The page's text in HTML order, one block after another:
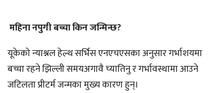
महिना नपुगी बच्चा किन जन्मिन्छ?
यूकेको न्याश्नल हेल्थ सर्भिस एनएचएसका अनुसार गर्भाशयमा
बच्चा रहने झिल्ली समयअगावै च्यातिनु र गर्भावस्थामा आउने
जटिलता प्रीटर्म जन्मका मुख्य कारण हुन्।